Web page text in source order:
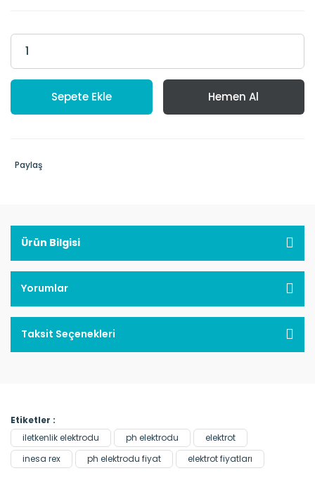
Sepete Ekle Hemen Al
Paylaş
Ürün Bilgisi
Yorumlar
Taksit Seçenekleri
Etiketler :
iletkenlik elektrodu
ph elektrodu
elektrot
inesa rex
ph elektrodu fiyat elektrot fiyatları